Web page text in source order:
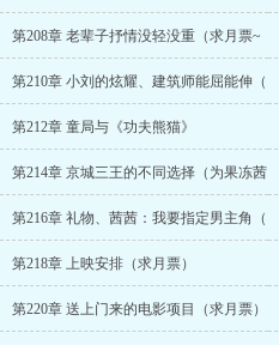
第208章 老辈子抒情没轻没重（求月票~
第210章 小刘的炫耀、建筑师能屈能伸（
第212章 童局与《功夫熊猫》
第214章 京城三王的不同选择（为果冻茜
第216章 礼物、茜茜：我要指定男主角（
第218章 上映安排（求月票）
第220章 送上门来的电影项目（求月票）